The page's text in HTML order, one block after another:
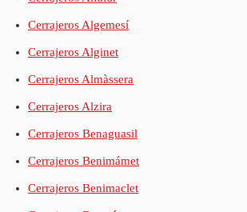
Cerrajeros Algemesí
Cerrajeros Alginet
Cerrajeros Almàssera
Cerrajeros Alzira
Cerrajeros Benaguasil
Cerrajeros Benimámet
Cerrajeros Benimaclet